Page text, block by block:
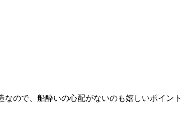
ので、船酔いの心配がないのも嬉しいポイント